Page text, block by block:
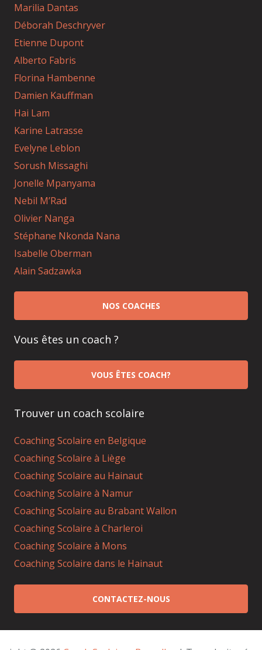
Marilia Dantas
Déborah Deschryver
Etienne Dupont
Alberto Fabris
Florina Hambenne
Damien Kauffman
Hai Lam
Karine Latrasse
Evelyne Leblon
Sorush Missaghi
Jonelle Mpanyama
Nebil M’Rad
Olivier Nanga
Stéphane Nkonda Nana
Isabelle Oberman
Alain Sadzawka
NOS COACHES
Vous êtes un coach ?
VOUS ÊTES COACH?
Trouver un coach scolaire
Coaching Scolaire en Belgique
Coaching Scolaire à Liège
Coaching Scolaire au Hainaut
Coaching Scolaire à Namur
Coaching Scolaire au Brabant Wallon
Coaching Scolaire à Charleroi
Coaching Scolaire à Mons
Coaching Scolaire dans le Hainaut
CONTACTEZ-NOUS